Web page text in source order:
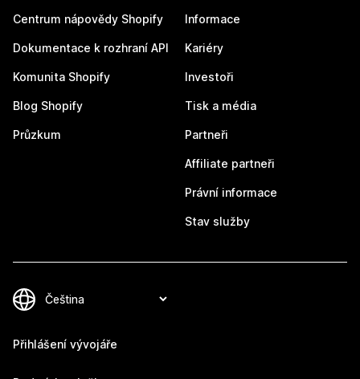
Centrum nápovědy Shopify
Dokumentace k rozhraní API
Komunita Shopify
Blog Shopify
Průzkum
Informace
Kariéry
Investoři
Tisk a média
Partneři
Affiliate partneři
Právní informace
Stav služby
Přihlášení vývojáře